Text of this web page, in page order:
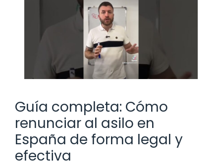
Guía completa: Cómo
renunciar al asilo en
España de forma legal y
efectiva